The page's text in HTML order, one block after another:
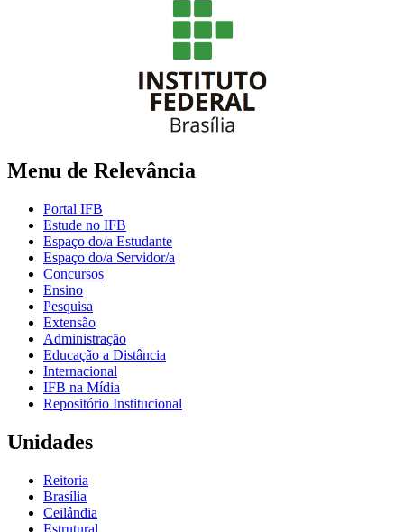
Menu de Relevância
Portal IFB
Estude no IFB
Espaço do/a Estudante
Espaço do/a Servidor/a
Concursos
Ensino
Pesquisa
Extensão
Administração
Educação a Distância
Internacional
IFB na Mídia
Repositório Institucional
Unidades
Reitoria
Brasília
Ceilândia
Estrutural